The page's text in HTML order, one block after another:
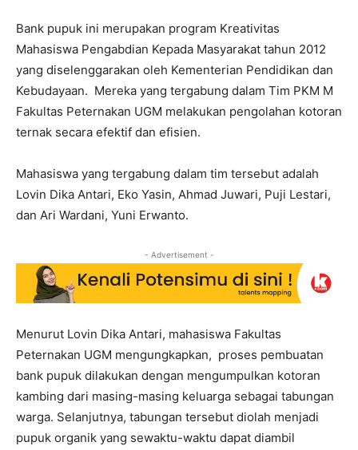
Bank pupuk ini merupakan program Kreativitas
Mahasiswa Pengabdian Kepada Masyarakat tahun 2012
yang diselenggarakan oleh Kementerian Pendidikan dan
Kebudayaan. Mereka yang tergabung dalam Tim PKM M
Fakultas Peternakan UGM melakukan pengolahan kotoran
ternak secara efektif dan efisien.
Mahasiswa yang tergabung dalam tim tersebut adalah
Lovin Dika Antari, Eko Yasin, Ahmad Juwari, Puji Lestari,
dan Ari Wardani, Yuni Erwanto.
- Advertisement -
Menurut Lovin Dika Antari, mahasiswa Fakultas
Peternakan UGM mengungkapkan, proses pembuatan
bank pupuk dilakukan dengan mengumpulkan kotoran
kambing dari masing-masing keluarga sebagai tabungan
warga. Selanjutnya, tabungan tersebut diolah menjadi
pupuk organik yang sewaktu-waktu dapat diambil